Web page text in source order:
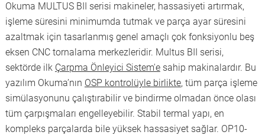
Okuma MULTUS BII serisi makineler, hassasiyeti artırmak,
işleme süresini minimumda tutmak ve parça ayar süresini
azaltmak için tasarlanmış genel amaçlı çok fonksiyonlu beş
eksen CNC tornalama merkezleridir. Multus BII serisi,
sektörde ilk Çarpma Önleyici Sistem'esahip makinalardır. Bu
yazılım Okuma’nın OSP kontrolüyle birlikte, tüm parça işleme
simülasyonunu çalıştırabilir ve bindirme olmadan önce olası
tüm çarpışmaları engelleyebilir. Stabil termal yapı, en
kompleks parçalarda bile yüksek hassasiyet sağlar. OP10-